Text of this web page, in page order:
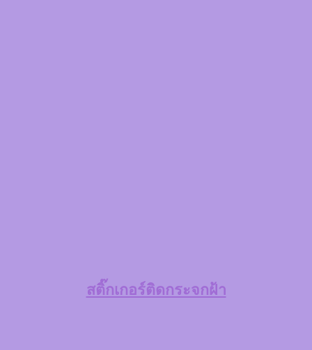
สติ๊กเกอร์ติดกระจกฝ้า